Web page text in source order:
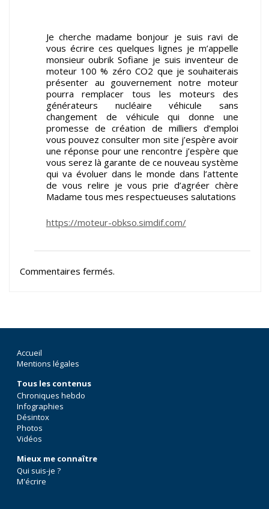
Je cherche madame bonjour je suis ravi de
vous écrire ces quelques lignes je m’appelle
monsieur oubrik Sofiane je suis inventeur de
moteur 100 % zéro CO2 que je souhaiterais
présenter au gouvernement notre moteur
pourra remplacer tous les moteurs des
générateurs nucléaire véhicule sans
changement de véhicule qui donne une
promesse de création de milliers d’emploi
vous pouvez consulter mon site j’espère avoir
une réponse pour une rencontre j’espère que
vous serez là garante de ce nouveau système
qui va évoluer dans le monde dans l’attente
de vous relire je vous prie d’agréer chère
Madame tous mes respectueuses salutations
https://moteur-obkso.simdif.com/
Commentaires fermés.
Accueil
Mentions légales
Tous les contenus
Chroniques hebdo
Infographies
Désintox
Photos
Vidéos
Mieux me connaître
Qui suis-je ?
M'écrire